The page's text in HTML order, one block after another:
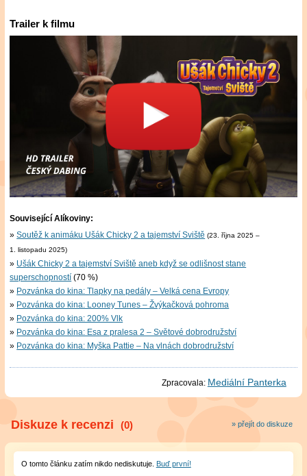
Trailer k filmu
Související Alíkoviny:
Soutěž k animáku Ušák Chicky 2 a tajemství Sviště (23. října 2025 –
1. listopadu 2025)
Ušák Chicky 2 a tajemství Sviště aneb když se odlišnost stane
superschopností (70 %)
Pozvánka do kina: Tlapky na pedály – Velká cena Evropy
Pozvánka do kina: Looney Tunes – Žvýkačková pohroma
Pozvánka do kina: 200% Vlk
Pozvánka do kina: Esa z pralesa 2 – Světové dobrodružství
Pozvánka do kina: Myška Pattie – Na vlnách dobrodružství
Zpracovala: Mediální Panterka
» přejít do diskuze
Diskuze k recenzi (0)
O tomto článku zatím nikdo nediskutuje. Buď první!